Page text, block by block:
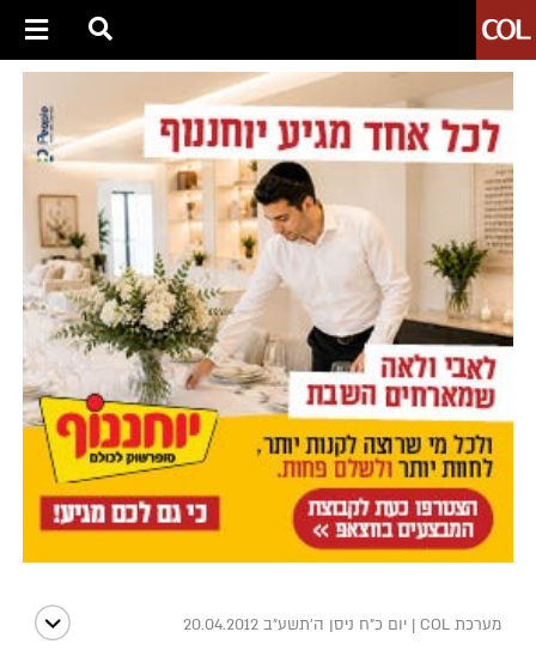
מערכת COL | יום כ"ח ניסן ה׳תשע״ב 20.04.2012